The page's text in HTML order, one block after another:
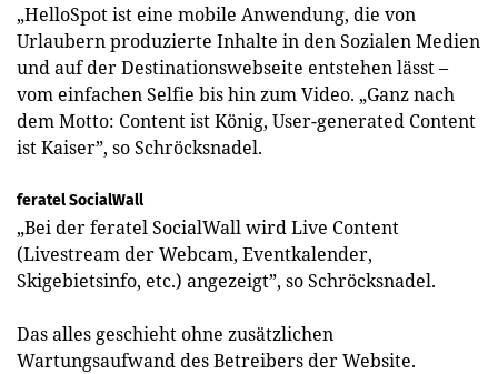
„HelloSpot ist eine mobile Anwendung, die von
Urlaubern produzierte Inhalte in den Sozialen Medien
und auf der Destinationswebseite entstehen lässt –
vom einfachen Selfie bis hin zum Video. „Ganz nach
dem Motto: Content ist König, User-generated Content
ist Kaiser”, so Schröcksnadel.
feratel SocialWall
„Bei der feratel SocialWall wird Live Content
(Livestream der Webcam, Eventkalender,
Skigebietsinfo, etc.) angezeigt”, so Schröcksnadel.
Das alles geschieht ohne zusätzlichen
Wartungsaufwand des ­Betreibers der Website.